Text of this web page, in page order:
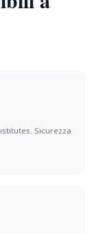
Sicurezza